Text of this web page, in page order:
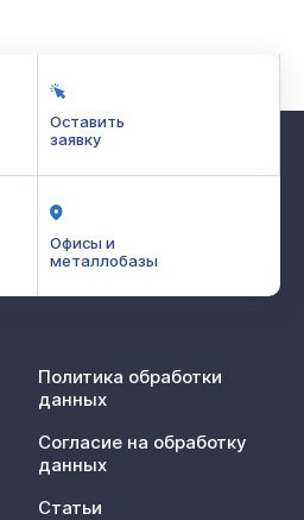
Оставить
заявку
Офисы и
металлобазы
Политика обработки
данных
Согласие на обработку
данных
Статьи